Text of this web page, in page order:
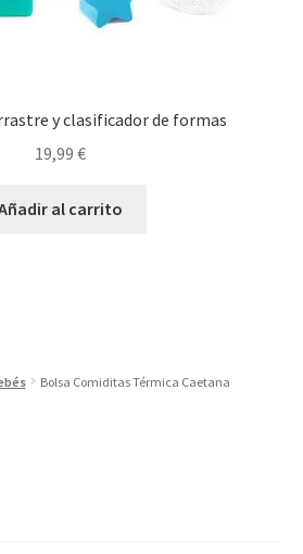
y clasificador de formas
19,99 €
al carrito
Bolsa Comiditas Térmica Caetana